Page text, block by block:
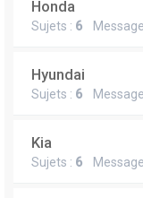
Honda
Sujets : 6
Hyundai
Sujets : 6
Kia
Sujets : 6